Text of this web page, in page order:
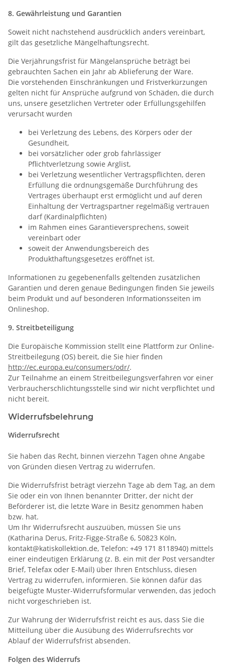
8. Gewährleistung und Garantien
Soweit nicht nachstehend ausdrücklich anders vereinbart,
gilt das gesetzliche Mängelhaftungsrecht.
Die Verjährungsfrist für Mängelansprüche beträgt bei
gebrauchten Sachen ein Jahr ab Ablieferung der Ware.
Die vorstehenden Einschränkungen und Fristverkürzungen
gelten nicht für Ansprüche aufgrund von Schäden, die durch
uns, unsere gesetzlichen Vertreter oder Erfüllungsgehilfen
verursacht wurden
bei Verletzung des Lebens, des Körpers oder der
Gesundheit,
bei vorsätzlicher oder grob fahrlässiger
Pflichtverletzung sowie Arglist,
bei Verletzung wesentlicher Vertragspflichten, deren
Erfüllung die ordnungsgemäße Durchführung des
Vertrages überhaupt erst ermöglicht und auf deren
Einhaltung der Vertragspartner regelmäßig vertrauen
darf (Kardinalpflichten)
im Rahmen eines Garantieversprechens, soweit
vereinbart oder
soweit der Anwendungsbereich des
Produkthaftungsgesetzes eröffnet ist.
Informationen zu gegebenenfalls geltenden zusätzlichen
Garantien und deren genaue Bedingungen finden Sie jeweils
beim Produkt und auf besonderen Informationsseiten im
Onlineshop.
9. Streitbeteiligung
Die Europäische Kommission stellt eine Plattform zur Online-
Streitbeilegung (OS) bereit, die Sie hier finden
http://ec.europa.eu/consumers/odr/.
Zur Teilnahme an einem Streitbeilegungsverfahren vor einer
Verbraucherschlichtungsstelle sind wir nicht verpflichtet und
nicht bereit.
Widerrufsbelehrung
Widerrufsrecht
Sie haben das Recht, binnen vierzehn Tagen ohne Angabe
von Gründen diesen Vertrag zu widerrufen.
Die Widerrufsfrist beträgt vierzehn Tage ab dem Tag, an dem
Sie oder ein von Ihnen benannter Dritter, der nicht der
Beförderer ist, die letzte Ware in Besitz genommen haben
bzw. hat.
Um Ihr Widerrufsrecht auszuüben, müssen Sie uns
(Katharina Derus, Fritz-Figge-Straße 6, 50823 Köln,
kontakt@katiskollektion.de, Telefon: +49 171 8118940) mittels
einer eindeutigen Erklärung (z. B. ein mit der Post versandter
Brief, Telefax oder E-Mail) über Ihren Entschluss, diesen
Vertrag zu widerrufen, informieren. Sie können dafür das
beigefügte Muster-Widerrufsformular verwenden, das jedoch
nicht vorgeschrieben ist.
Zur Wahrung der Widerrufsfrist reicht es aus, dass Sie die
Mitteilung über die Ausübung des Widerrufsrechts vor
Ablauf der Widerrufsfrist absenden.
Folgen des Widerrufs